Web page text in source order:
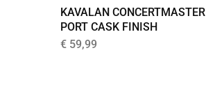
KAVALAN CONCERTMASTER
PORT CASK FINISH
€ 59,99